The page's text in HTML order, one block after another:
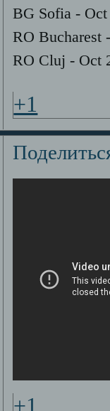
BG Sofia -
RO Bucharest
RO Cluj - Oct
+1
+1